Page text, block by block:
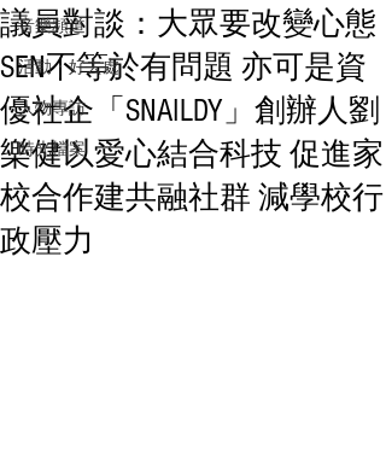
音樂頻道
活動・好去處
人物專訪
時光檔案
議員對談：大眾要改變心態
SEN不等於有問題 亦可是資
優社企「SNAILDY」創辦人劉
樂健以愛心結合科技 促進家
校合作建共融社群 減學校行
政壓力